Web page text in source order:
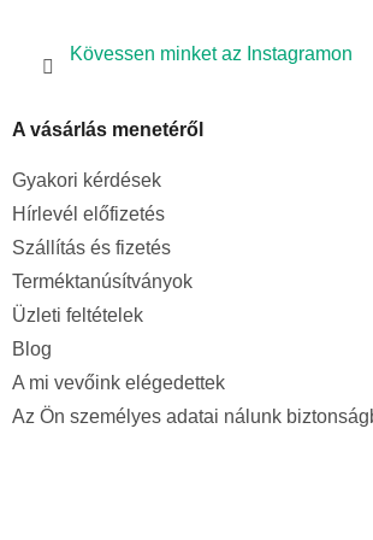
Kövessen minket az Instagramon
A vásárlás menetéről
Gyakori kérdések
Hírlevél előfizetés
Szállítás és fizetés
Terméktanúsítványok
Üzleti feltételek
Blog
A mi vevőink elégedettek
Az Ön személyes adatai nálunk